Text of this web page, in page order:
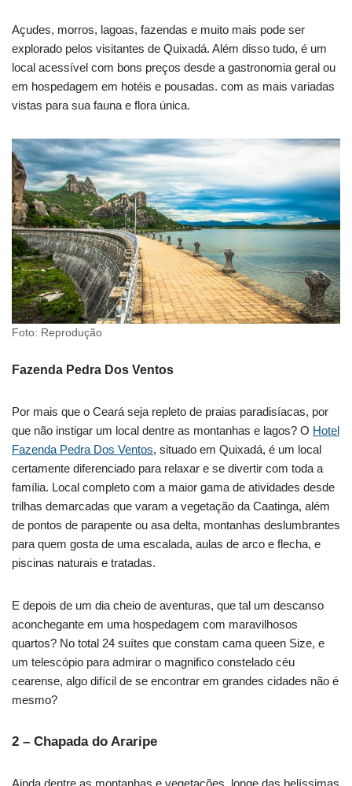
Açudes, morros, lagoas, fazendas e muito mais pode ser
explorado pelos visitantes de Quixadá. Além disso tudo, é um
local acessível com bons preços desde a gastronomia geral ou
em hospedagem em hotéis e pousadas. com as mais variadas
vistas para sua fauna e flora única.
Foto: Reprodução
Fazenda Pedra Dos Ventos
Por mais que o Ceará seja repleto de praias paradisíacas, por
que não instigar um local dentre as montanhas e lagos? O Hotel
Fazenda Pedra Dos Ventos, situado em Quixadá, é um local
certamente diferenciado para relaxar e se divertir com toda a
família. Local completo com a maior gama de atividades desde
trilhas demarcadas que varam a vegetação da Caatinga, além
de pontos de parapente ou asa delta, montanhas deslumbrantes
para quem gosta de uma escalada, aulas de arco e flecha, e
piscinas naturais e tratadas.
E depois de um dia cheio de aventuras, que tal um descanso
aconchegante em uma hospedagem com maravilhosos
quartos? No total 24 suítes que constam cama queen Size, e
um telescópio para admirar o magnifico constelado céu
cearense, algo difícil de se encontrar em grandes cidades não é
mesmo?
2 – Chapada do Araripe
Ainda dentre as montanhas e vegetações, longe das belíssimas